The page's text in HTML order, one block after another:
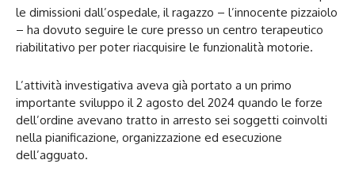
le dimissioni dall’ospedale, il ragazzo – l’innocente pizzaiolo
– ha dovuto seguire le cure presso un centro terapeutico
riabilitativo per poter riacquisire le funzionalità motorie.
L’attività investigativa aveva già portato a un primo
importante sviluppo il 2 agosto del 2024 quando le forze
dell’ordine avevano tratto in arresto sei soggetti coinvolti
nella pianificazione, organizzazione ed esecuzione
dell’agguato.